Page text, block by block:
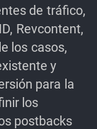
de tráfico,
Revcontent,
los casos,
y
para la
los
postbacks